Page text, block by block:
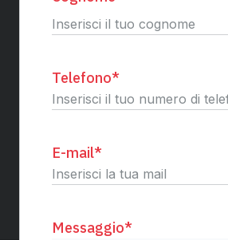
Telefono*
E-mail*
Messaggio*